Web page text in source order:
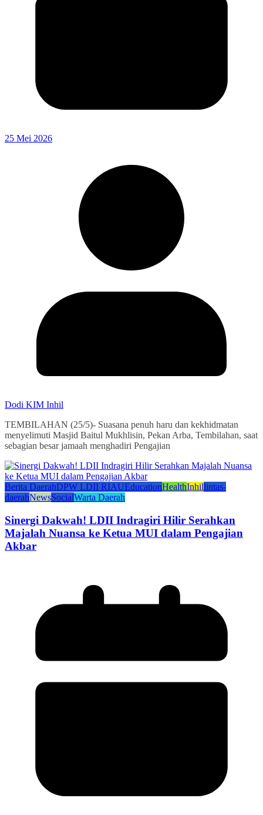
25 Mei 2026
Dodi KIM Inhil
TEMBILAHAN (25/5)- Suasana penuh haru dan kekhidmatan
menyelimuti Masjid Baitul Mukhlisin, Pekan Arba, Tembilahan, saat
sebagian besar jamaah menghadiri Pengajian
Berita DaerahDPW LDII RIAUEducationHealthInhillintas-
daerahNewsSocialWarta Daerah
Sinergi Dakwah! LDII Indragiri Hilir Serahkan
Majalah Nuansa ke Ketua MUI dalam Pengajian
Akbar